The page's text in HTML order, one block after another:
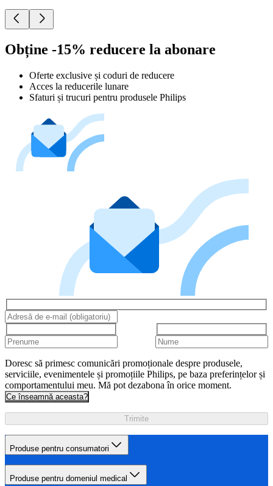
Obține -15% reducere la abonare
Oferte exclusive și coduri de reducere
Acces la reducerile lunare
Sfaturi și trucuri pentru produsele Philips
Doresc să primesc comunicări promoționale despre produsele,
serviciile, evenimentele și promoțiile Philips, pe baza preferințelor și
comportamentului meu. Mă pot dezabona în orice moment.
Ce înseamnă aceasta?
Trimite
Produse pentru consumatori
Produse pentru domeniul medical